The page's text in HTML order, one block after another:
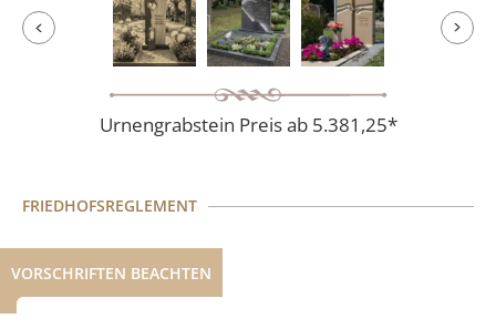
Urnengrabstein Preis ab 5.381,25*
FRIEDHOFSREGLEMENT
VORSCHRIFTEN BEACHTEN